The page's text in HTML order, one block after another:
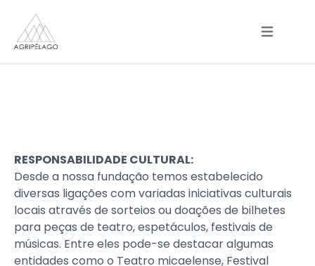
Open
RESPONSABILIDADE CULTURAL:
Desde a nossa fundação temos estabelecido
diversas ligações com variadas iniciativas culturais
locais através de sorteios ou doações de bilhetes
para peças de teatro, espetáculos, festivais de
músicas. Entre eles pode-se destacar algumas
entidades como o Teatro micaelense, Festival